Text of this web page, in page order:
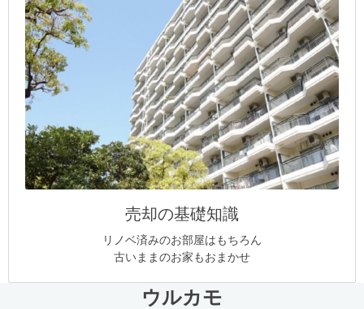
売却の基礎知識
リノベ済みのお部屋はもちろん
古いままのお家もおまかせ
ウルカモ